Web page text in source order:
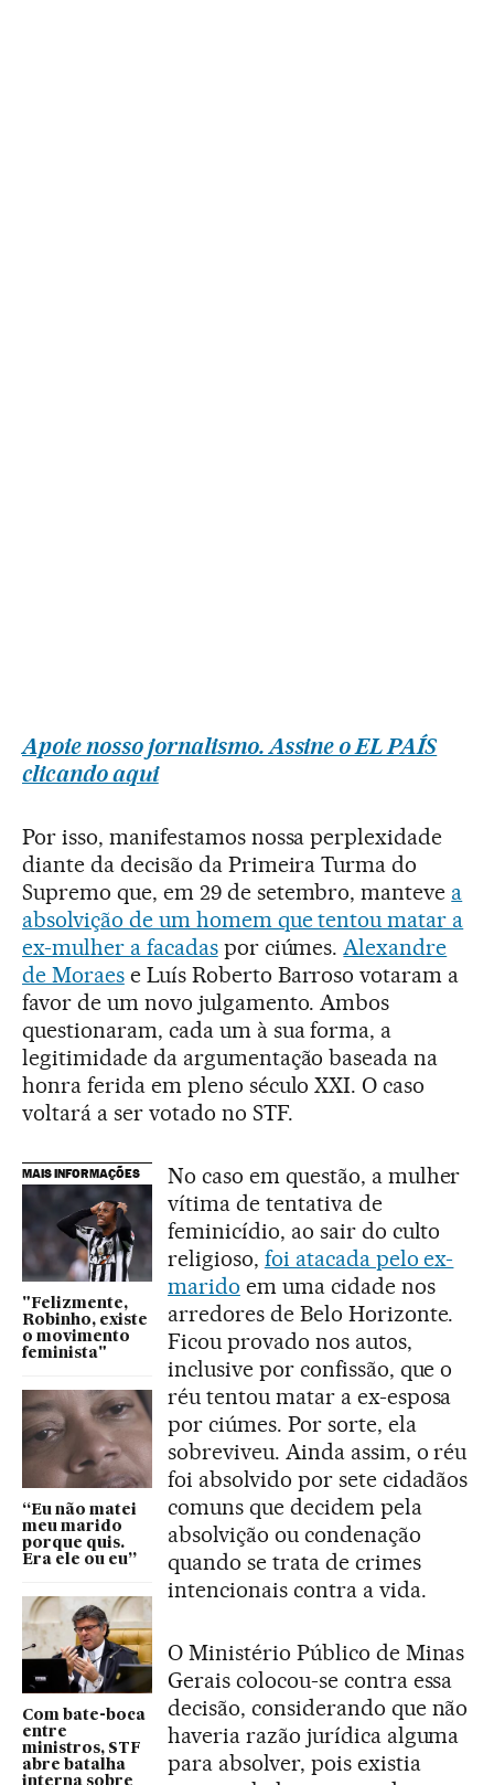
Apoie nosso jornalismo. Assine o EL PAÍS
clicando aqui
Por isso, manifestamos nossa perplexidade
diante da decisão da Primeira Turma do
Supremo que, em 29 de setembro, manteve a
absolvição de um homem que tentou matar a
ex-mulher a facadaspor ciúmes. Alexandre
de Moraese Luís Roberto Barroso votaram a
favor de um novo julgamento. Ambos
questionaram, cada um à sua forma, a
legitimidade da argumentação baseada na
honra ferida em pleno século XXI. O caso
voltará a ser votado no STF.
MAIS INFORMAÇÕES
"Felizmente,
Robinho, existe
o movimento
feminista"
“Eu não matei
meu marido
porque quis.
Era ele ou eu”
Com bate-boca
entre
ministros, STF
abre batalha
No caso em questão, a mulher
vítima de tentativa de
feminicídio, ao sair do culto
religioso, foi atacada pelo ex-
marido em uma cidade nos
arredores de Belo Horizonte.
Ficou provado nos autos,
inclusive por confissão, que o
réu tentou matar a ex-esposa
por ciúmes. Por sorte, ela
sobreviveu. Ainda assim, o réu
foi absolvido por sete cidadãos
comuns que decidem pela
absolvição ou condenação
quando se trata de crimes
intencionais contra a vida.
O Ministério Público de Minas
Gerais colocou-se contra essa
decisão, considerando que não
haveria razão jurídica alguma
para absolver, pois existia